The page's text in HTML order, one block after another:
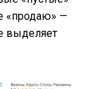
«продаю» —
выделяет